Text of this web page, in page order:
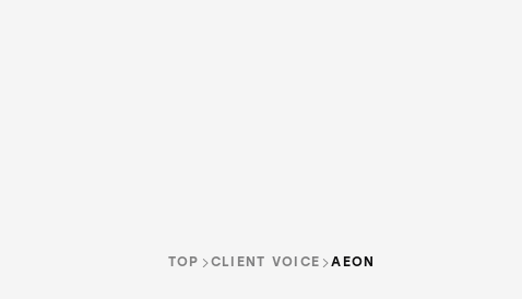
TOP CLIENT VOICE AEON